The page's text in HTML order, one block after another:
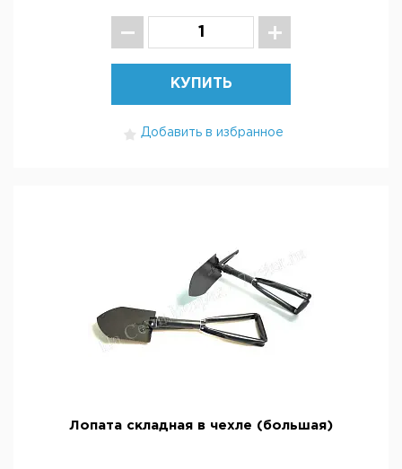
КУПИТЬ
Добавить в избранное
Лопата складная в чехле (большая)